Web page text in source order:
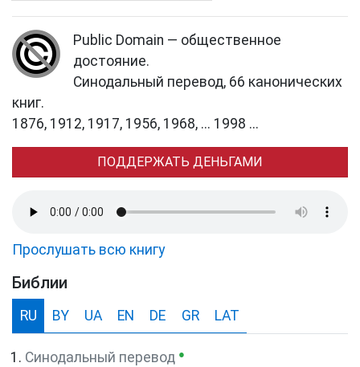
Public Domain — общественное
достояние.
Синодальный перевод, 66 канонических
книг.
1876, 1912, 1917, 1956, 1968, ... 1998 ...
ПОДДЕРЖАТЬ ДЕНЬГАМИ
Прослушать всю книгу
Библии
RU BY UA EN DE GR LAT
Синодальный перевод ●